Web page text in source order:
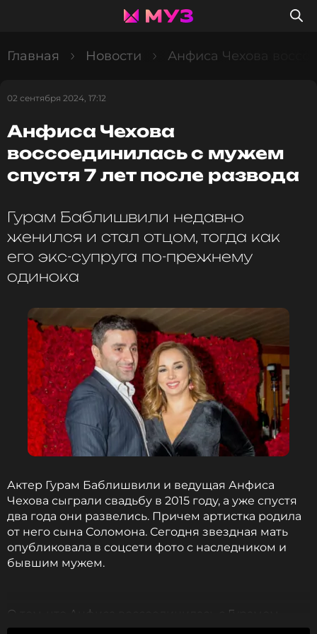
Главная Новости Анфиса Чехова
02 сентября 2024, 17:12
Анфиса Чехова
воссоединилась с мужем
спустя 7 лет после развода
Гурам Баблишвили недавно
женился и стал отцом, тогда как
его экс-супруга по-прежнему
одинока
Актер Гурам Баблишвили и ведущая Анфиса
Чехова сыграли свадьбу в 2015 году, а уже спустя
два года они развелись. Причем артистка родила
от него сына Соломона. Сегодня звездная мать
опубликовала в соцсети фото с наследником и
бывшим мужем.
О том, что Анфиса воссоединилась с Гурамом
стало известно благодаря фото в ее личном